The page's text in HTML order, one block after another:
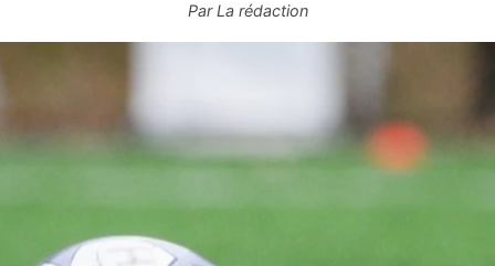
ParLa rédaction